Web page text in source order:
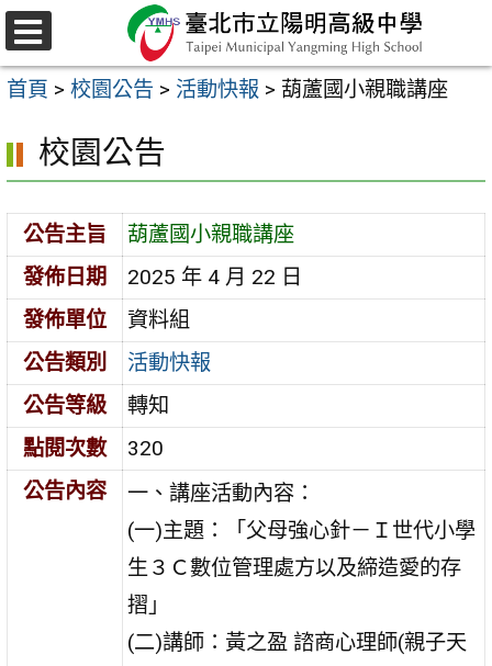
跳
至
主
內
容
區
選
單
首頁 > 校園公告 > 活動快報 > 葫蘆國小親職講座
校園公告
公告主旨
葫蘆國小親職講座
發佈日期
2025 年 4 月 22 日
發佈單位
資料組
公告類別
活動快報
公告等級
轉知
點閱次數
320
公告內容
一、講座活動內容：
(一)主題：「父母強心針－Ｉ世代小學
生３Ｃ數位管理處方以及締造愛的存
摺」
(二)講師：黃之盈 諮商心理師(親子天